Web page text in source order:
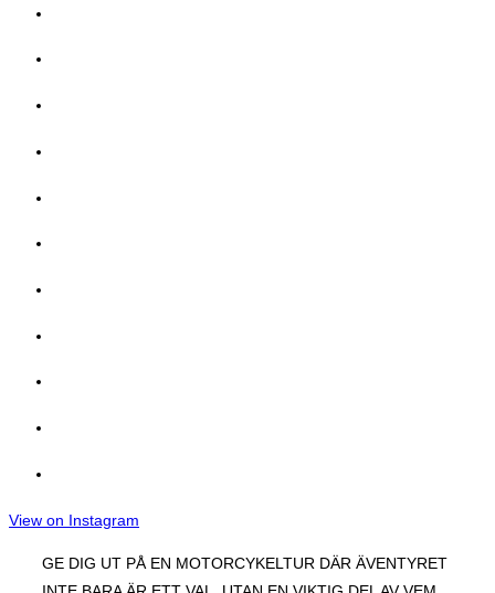
View on Instagram
GE DIG UT PÅ EN MOTORCYKELTUR DÄR ÄVENTYRET